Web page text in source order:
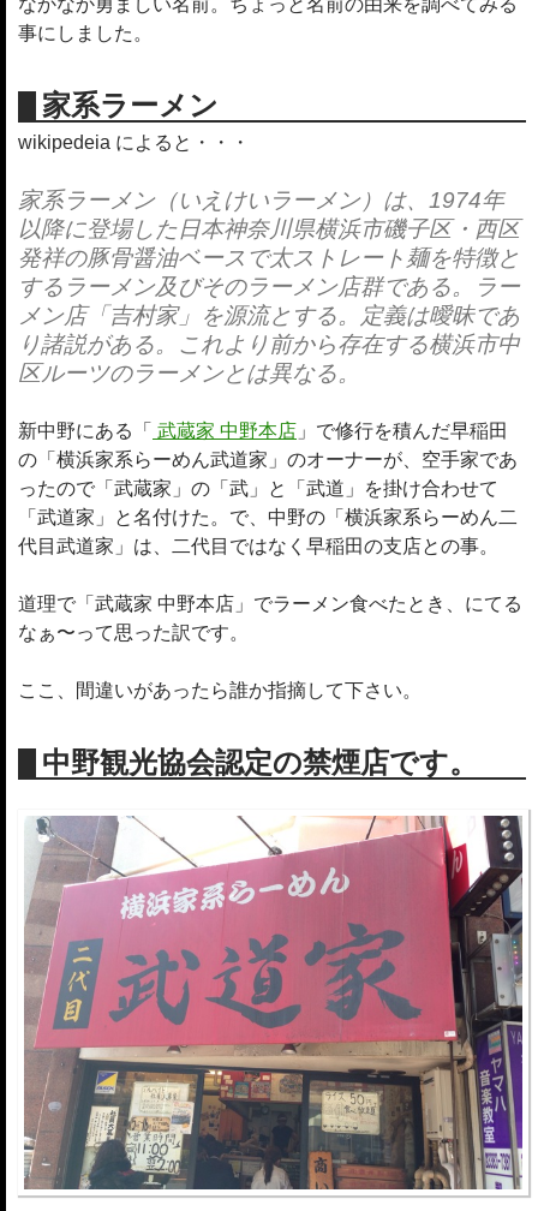
なかなか勇ましい名前。ちょっと名前の由来を調べてみる
事にしました。
家系ラーメン
wikipedeia によると・・・
家系ラーメン（いえけいラーメン）は、1974年
以降に登場した日本神奈川県横浜市磯子区・西区
発祥の豚骨醤油ベースで太ストレート麺を特徴と
するラーメン及びそのラーメン店群である。ラー
メン店「吉村家」を源流とする。定義は曖昧であ
り諸説がある。これより前から存在する横浜市中
区ルーツのラーメンとは異なる。
新中野にある「 武蔵家 中野本店 」で修行を積んだ早稲田
の「横浜家系らーめん武道家」のオーナーが、空手家であ
ったので「武蔵家」の「武」と「武道」を掛け合わせて
「武道家」と名付けた。で、中野の「横浜家系らーめん二
代目武道家」は、二代目ではなく早稲田の支店との事。
道理で「武蔵家 中野本店」でラーメン食べたとき、にてる
なぁ〜って思った訳です。
ここ、間違いがあったら誰か指摘して下さい。
中野観光協会認定の禁煙店です。